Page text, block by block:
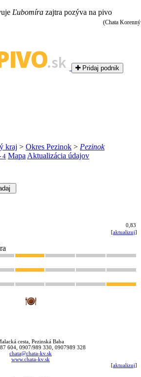
Ľubomíra zajtra pozýva na pivo
.sk Pridaj podnik
kraj > Okres Pezinok > Pezinok
4 Mapa Aktualizácia údajov
0,83
[aktualizuj]
cesta, Pezinská Baba
604, 0907/989 330, 0907989 328
chata@chata-kv.sk
www.chata-kv.sk
[aktualizuj]
(Chata